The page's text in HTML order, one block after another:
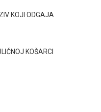
KOJI ODGAJA
KOŠARCI